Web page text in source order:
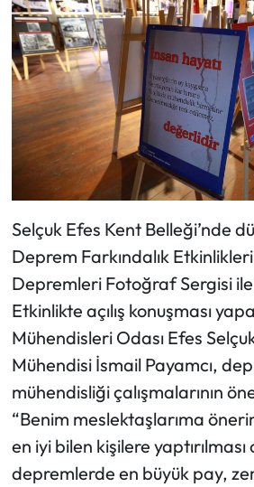
Selçuk Efes Kent Belleği’nde
Deprem Farkındalık
Depremleri Fotoğraf Sergisi ile
Etkinlikte açılış konuşması
Mühendisleri Odası Efes
Mühendisi İsmail Payamcı,
mühendisliği çalışmalarının
“Benim meslektaşlarıma
en iyi bilen kişilere
depremlerde en büyük pay,